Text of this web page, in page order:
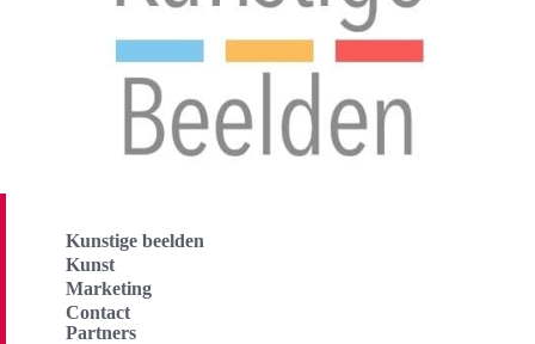
Kunstige beelden
Kunst
Marketing
Contact
Partners